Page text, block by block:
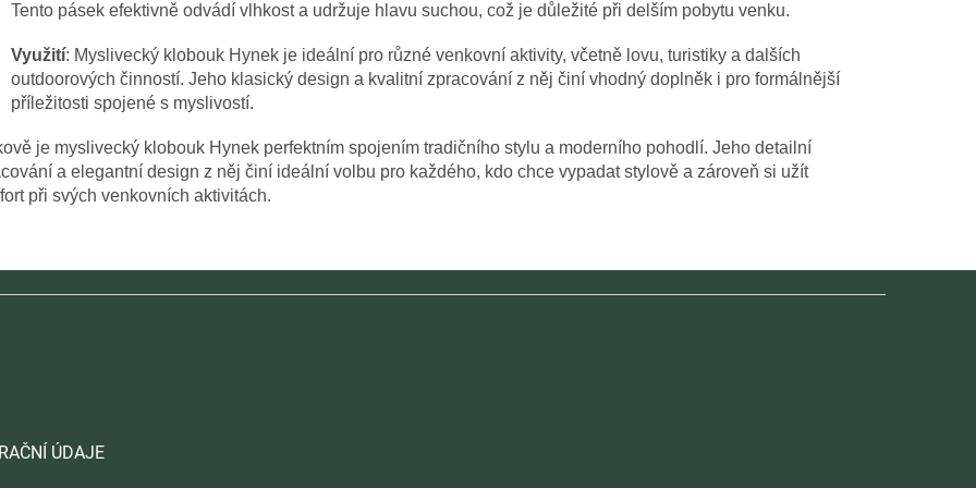
Tento pásek efektivně odvádí vlhkost a udržuje hlavu suchou, což je důležité při delším pobytu venku.
Využití: Myslivecký klobouk Hynek je ideální pro různé venkovní aktivity, včetně lovu, turistiky a dalších
outdoorových činností. Jeho klasický design a kvalitní zpracování z něj činí vhodný doplněk i pro formálnější
příležitosti spojené s myslivostí.
je myslivecký klobouk Hynek perfektním spojením tradičního stylu a moderního pohodlí. Jeho detailní
a elegantní design z něj činí ideální volbu pro každého, kdo chce vypadat stylově a zároveň si užít
při svých venkovních aktivitách.
ÚDAJE